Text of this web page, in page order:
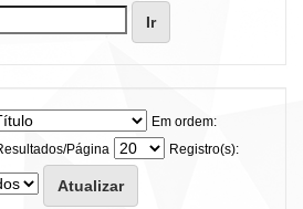
Em ordem:
Página
Registro(s):